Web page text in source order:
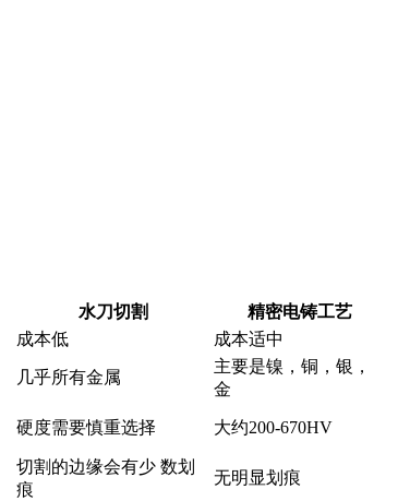
水刀切割
精密电铸工艺
成本低 成本适中
几乎所有金属
主要是镍，铜，银，
金
硬度需要慎重选择 大约200-670HV
切割的边缘会有少 数划
痕
无明显划痕